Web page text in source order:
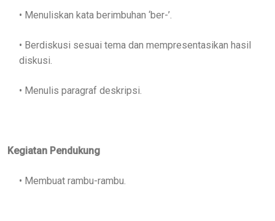
• Menuliskan kata berimbuhan ‘ber-’.
• Berdiskusi sesuai tema dan mempresentasikan hasil
diskusi.
• Menulis paragraf deskripsi.
Kegiatan Pendukung
• Membuat rambu-rambu.